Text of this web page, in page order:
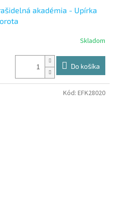
akadémia - Upírka
Skladom
Do košíka
Kód: EFK28020